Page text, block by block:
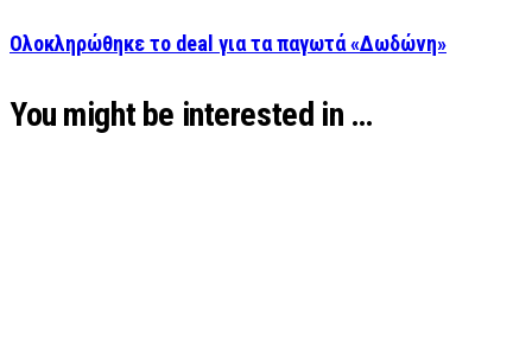
Ολοκληρώθηκε το deal για τα παγωτά «Δωδώνη»
You might be interested in …